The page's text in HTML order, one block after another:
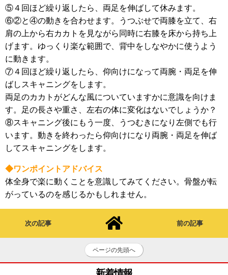
⑤４回ほど繰り返したら、両足を伸ばして休みます。
⑥②と④の動きを合わせます。うつぶせで両膝を立て、右
肩の上から右カカトを見ながら同時に右膝を床から持ち上
げます。ゆっくり楽な範囲で、背中をしなやかに使うよう
に動きます。
⑦４回ほど繰り返したら、仰向けになって両腕・両足を伸
ばしスキャニングをします。
両足のカカトがどんな風についていますかに意識を向けま
す。足の長さや重さ、左右の体に変化はないでしょうか？
⑧スキャニング後にもう一度、うつむきになり左側でも行
います。動きを終わったら仰向けになり両腕・両足を伸ば
してスキャニングをします。
◆ワンポイントアドバイス
体全身で楽に動くことを意識してみてください。骨盤が転
がっているのを感じるかもしれません。
次の記事 前の記事
ページの先頭へ